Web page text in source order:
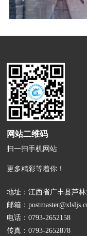
网站二维码
扫一扫手机网站
更多精彩等着你！
地址：江西省广丰县芦
邮箱：
电话：0793-2652158
传真：0793-2652878